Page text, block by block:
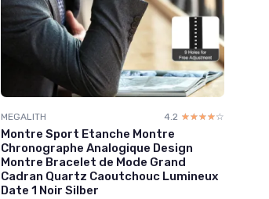
MEGALITH 4.2 ☆☆☆☆☆
★★★★★
Montre Sport Etanche Montre
Chronographe Analogique Design
Montre Bracelet de Mode Grand
Cadran Quartz Caoutchouc Lumineux
Date 1 Noir Silber